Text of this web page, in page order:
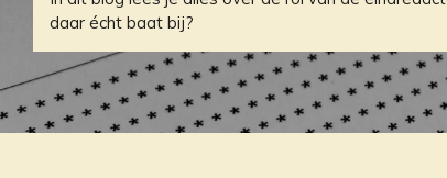
daar écht baat bij?